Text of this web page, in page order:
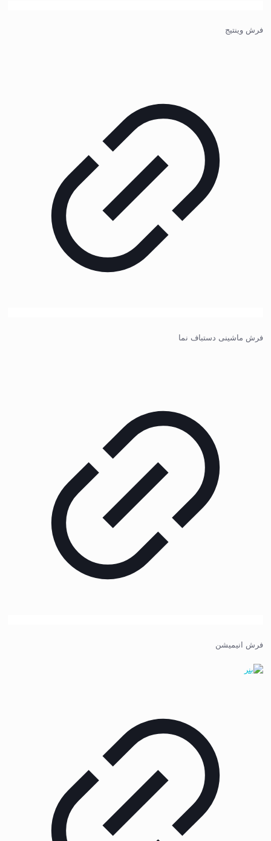
فرش وینتیج
فرش ماشینی دستباف نما
فرش انیمیشن